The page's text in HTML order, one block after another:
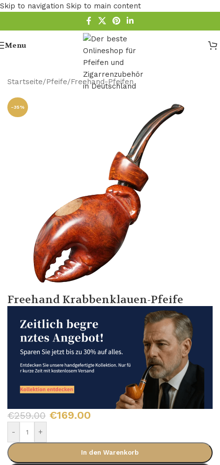
Skip to navigation Skip to main content
Menu
Startseite/Pfeife/Freehand-Pfeifen
-35%
Freehand Krabbenklauen-Pfeife
€259.00 €169.00
- +
In den Warenkorb